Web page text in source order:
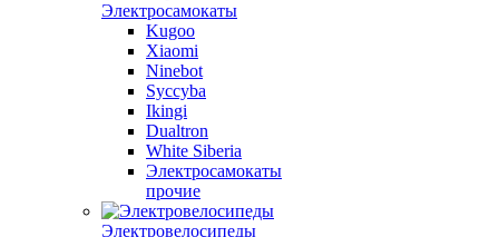
Электросамокаты
Kugoo
Xiaomi
Ninebot
Syccyba
Ikingi
Dualtron
White Siberia
Электросамокаты
прочие
Электровелосипеды